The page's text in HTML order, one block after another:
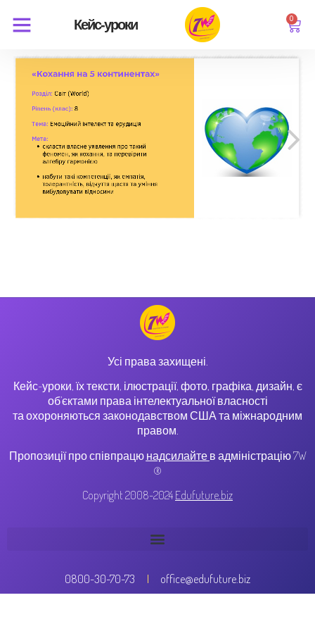
Кейс-уроки 0
Усі права захищені.
Кейс-уроки, їх тексти, ілюстрації, фото, графіка, дизайн, є
об’єктами права інтелектуальної власності
та охороняються законодавством США та міжнародним
правом.
Пропозиції про співпрацю надсилайте в адміністрацію 7W
®
Copyright 2008-2024 Edufuture.biz
0800-30-70-73 office@edufuture.biz